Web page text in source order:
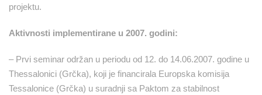
projektu.
Aktivnosti implementirane u 2007. godini:
– Prvi seminar održan u periodu od 12. do 14.06.2007. godine u
Thessalonici (Grčka), koji je financirala Europska komisija
Tessalonice (Grčka) u suradnji sa Paktom za stabilnost